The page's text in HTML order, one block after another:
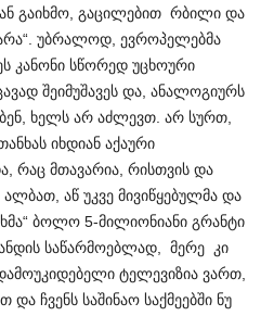
გაიხმო, გაცილებით რბილი და
უბრალოდ, ევროპელებმა
კანონი სწორედ უცხოური
შეიმუშავეს და, ანალოგიურს
ხელს არ აძლევთ. არ სურთ,
იხდიან აქაური
რაც მთავარია, რისთვის და
აწ უკვე მივიწყებულმა და
ბოლო 5-მილიონიანი გრანტი
საწარმოებლად, მერე კი
ტელევიზია ვართ,
ჩვენს საშინაო საქმეებში ნუ